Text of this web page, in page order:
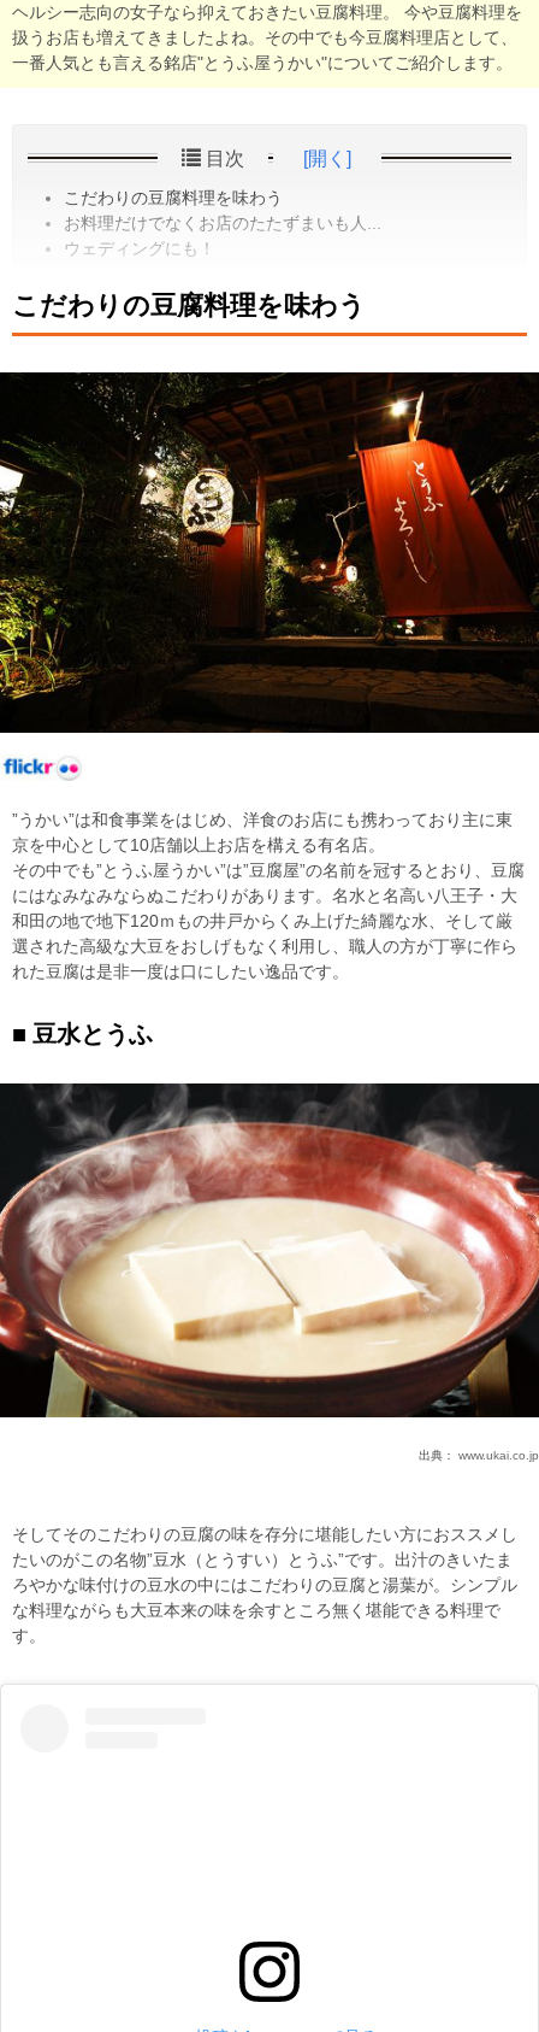
ヘルシー志向の女子なら抑えておきたい豆腐料理。 今や豆腐料理を
扱うお店も増えてきましたよね。その中でも今豆腐料理店として、
一番人気とも言える銘店"とうふ屋うかい"についてご紹介します。
目次 [開く]
こだわりの豆腐料理を味わう
お料理だけでなくお店のたたずまいも人...
ウェディングにも！
こだわりの豆腐料理を味わう
”うかい”は和食事業をはじめ、洋食のお店にも携わっており主に東
京を中心として10店舗以上お店を構える有名店。
その中でも”とうふ屋うかい”は”豆腐屋”の名前を冠するとおり、豆腐
にはなみなみならぬこだわりがあります。名水と名高い八王子・大
和田の地で地下120ｍもの井戸からくみ上げた綺麗な水、そして厳
選された高級な大豆をおしげもなく利用し、職人の方が丁寧に作ら
れた豆腐は是非一度は口にしたい逸品です。
豆水とうふ
出典： www.ukai.co.jp
そしてそのこだわりの豆腐の味を存分に堪能したい方におススメし
たいのがこの名物”豆水（とうすい）とうふ”です。出汁のきいたま
ろやかな味付けの豆水の中にはこだわりの豆腐と湯葉が。シンプル
な料理ながらも大豆本来の味を余すところ無く堪能できる料理で
す。